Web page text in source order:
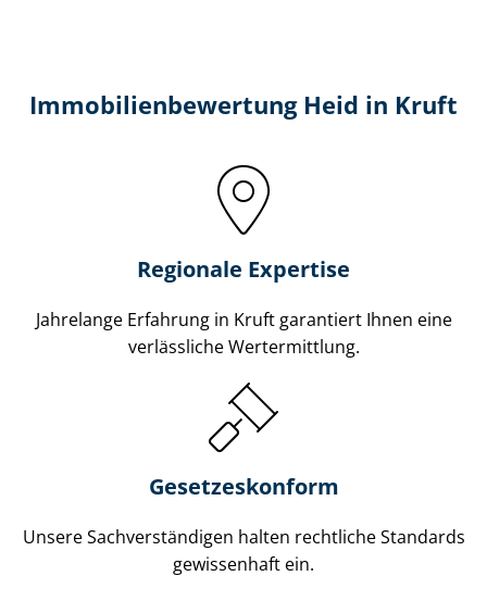
Immobilien­bewertung Heid in Kruft
Regionale Expertise
Jahrelange Erfahrung in Kruft garantiert Ihnen eine
verlässliche Wertermittlung.
Gesetzes­konform
Unsere Sach­ver­stän­di­gen halten rechtliche Standards
gewissenhaft ein.